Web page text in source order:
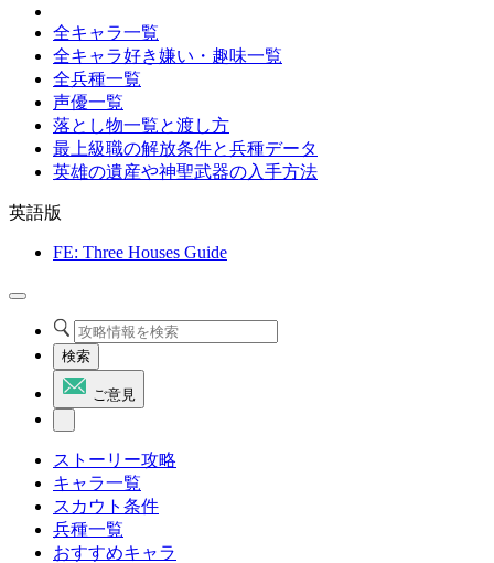
全キャラ一覧
全キャラ好き嫌い・趣味一覧
全兵種一覧
声優一覧
落とし物一覧と渡し方
最上級職の解放条件と兵種データ
英雄の遺産や神聖武器の入手方法
英語版
FE: Three Houses Guide
検索
ご意見
ストーリー攻略
キャラ一覧
スカウト条件
兵種一覧
おすすめキャラ